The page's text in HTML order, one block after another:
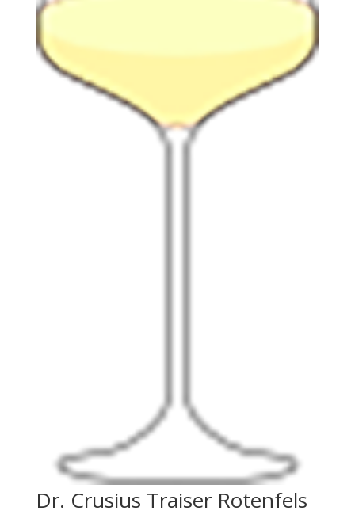
Dr. Crusius Traiser Rotenfels